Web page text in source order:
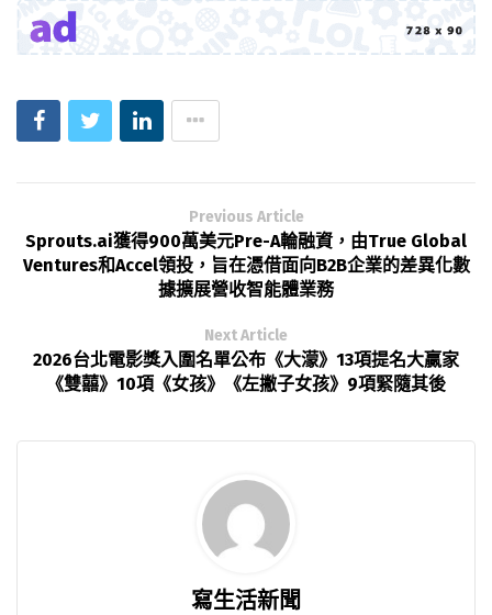
Previous Article
Sprouts.ai獲得900萬美元Pre-A輪融資，由True Global
Ventures和Accel領投，旨在憑借面向B2B企業的差異化數
據擴展營收智能體業務
Next Article
2026台北電影獎入圍名單公布《大濛》13項提名大贏家
《雙囍》10項《女孩》《左撇子女孩》9項緊隨其後
寫生活新聞